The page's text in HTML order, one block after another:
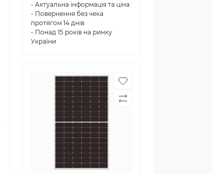
- Актуальна інформація та ціна
- Повернення без чека
протягом 14 днів
- Понад 15 років на ринку
України